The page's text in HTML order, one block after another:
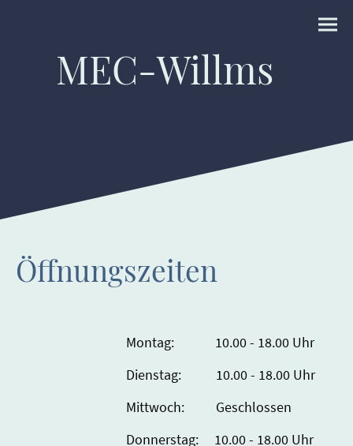
MEC-Willms
Öffnungszeiten
Montag: 10.00 - 18.00 Uhr
Dienstag: 10.00 - 18.00 Uhr
Mittwoch: Geschlossen
Donnerstag: 10.00 - 18.00 Uhr